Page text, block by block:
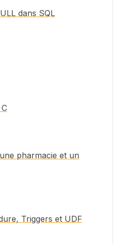
dans SQL
pharmacie et un
Triggers et UDF